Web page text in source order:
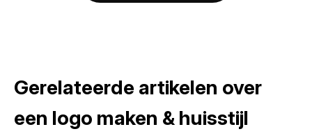
Gerelateerde artikelen over
een logo maken & huisstijl